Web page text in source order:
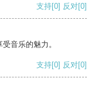
支持[0] 反对[0]
音乐的魅力。
支持[0] 反对[0]